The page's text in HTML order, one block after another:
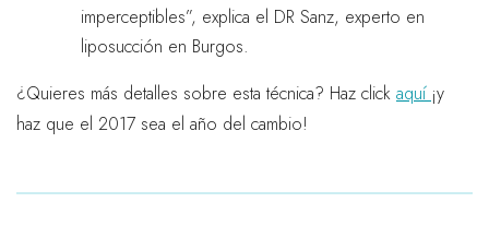
imperceptibles”, explica el DR Sanz, experto en
liposucción en Burgos.
¿Quieres más detalles sobre esta técnica? Haz click aquí ¡y
haz que el 2017 sea el año del cambio!